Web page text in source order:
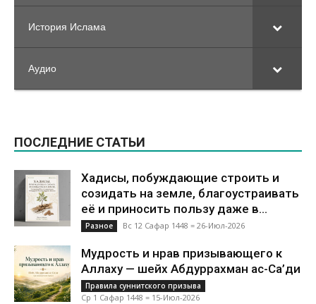
История Ислама
Аудио
ПОСЛЕДНИЕ СТАТЬИ
Хадисы, побуждающие строить и
созидать на земле, благоустраивать
её и приносить пользу даже в...
Разное Вс 12 Сафар 1448 = 26-Июл-2026
Мудрость и нрав призывающего к
Аллаху — шейх Абдуррахман ас-Са’ди
Правила суннитского призыва
Ср 1 Сафар 1448 = 15-Июл-2026